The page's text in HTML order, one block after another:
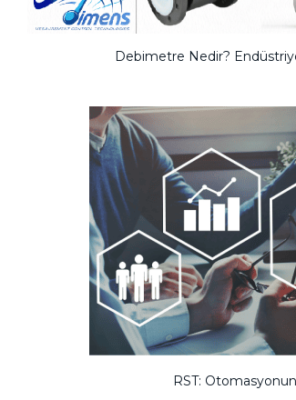
Debimetre Nedir?
RST: